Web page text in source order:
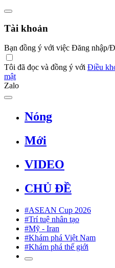
Tài khoản
Bạn đồng ý với việc Đăng nhập/
Tôi đã đọc và đồng ý với Điều
mật
Zalo
Nóng
Mới
VIDEO
CHỦ ĐỀ
#ASEAN Cup 2026
#Trí tuệ nhân tạo
#Mỹ - Iran
#Khám phá Việt Nam
#Khám phá thế giới